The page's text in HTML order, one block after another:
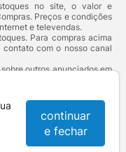
no site, o valor e
Preços e condições
e televendas.
Para compras acima
com o nosso canal
outros anunciados em
de crédito e risco.
Eletrônicos Ltda -
Souza Naves, 9 -
continuar
e fechar